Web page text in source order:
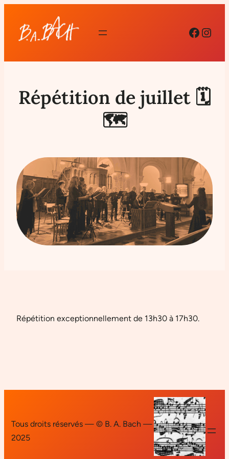
Répétition de juillet 🗓
🗺
Répétition exceptionnellement de 13h30 à 17h30.
Tous droits réservés — © B. A. Bach —
2025